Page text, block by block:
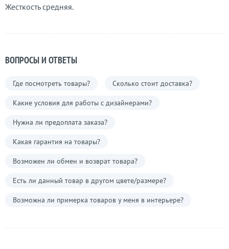
Жесткость средняя.
ВОПРОСЫ И ОТВЕТЫ
Где посмотреть товары? Сколько стоит доставка?
Какие условия для работы с дизайнерами?
Нужна ли предоплата заказа?
Какая гарантия на товары?
Возможен ли обмен и возврат товара?
Есть ли данный товар в другом цвете/размере?
Возможна ли примерка товаров у меня в интерьере?